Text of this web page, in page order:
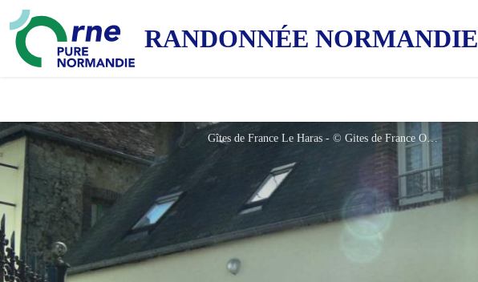
RANDONNÉE NORMANDIE
Gîtes de France Le Haras - © Gites de France Orne